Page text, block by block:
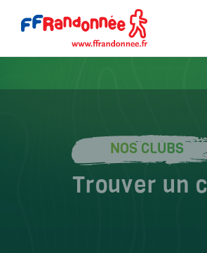
NOS CLUBS
Trouver un